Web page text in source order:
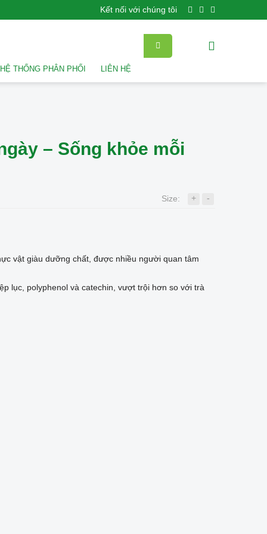
Kết nối với chúng tôi
HỆ THỐNG PHÂN PHỐI LIÊN HỆ
– Sống khỏe mỗi
Size: + -
vật giàu dưỡng chất, được nhiều người quan tâm
lục, polyphenol và catechin, vượt trội hơn so với trà